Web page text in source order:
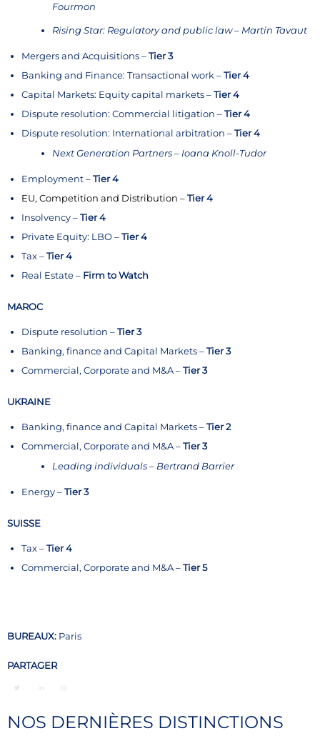
Fourmon
Rising Star: Regulatory and public law – Martin Tavaut
Mergers and Acquisitions –Tier 3
Banking and Finance: Transactional work –Tier 4
Capital Markets: Equity capital markets –Tier 4
Dispute resolution: Commercial litigation –Tier 4
Dispute resolution: International arbitration –Tier 4
Next Generation Partners – Ioana Knoll-Tudor
Employment –Tier 4
EU, Competition and Distribution –Tier 4
Insolvency –Tier 4
Private Equity: LBO –Tier 4
Tax –Tier 4
Real Estate – Firm to Watch
MAROC
Dispute resolution –Tier 3
Banking, finance and Capital Markets –Tier 3
Commercial, Corporate and M&A –Tier 3
UKRAINE
Banking, finance and Capital Markets –Tier 2
Commercial, Corporate and M&A –Tier 3
Leading individuals – Bertrand Barrier
Energy –Tier 3
SUISSE
Tax –Tier 4
Commercial, Corporate and M&A –Tier 5
BUREAUX: Paris
PARTAGER
NOS DERNIÈRES DISTINCTIONS